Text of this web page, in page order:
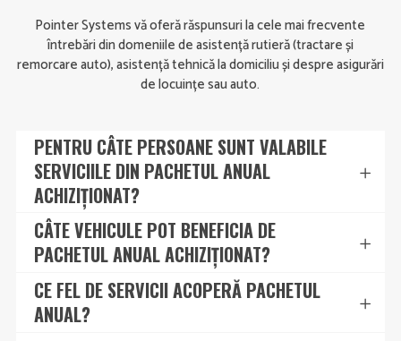
Pointer Systems vă oferă răspunsuri la cele mai frecvente
întrebări din domeniile de asistență rutieră (tractare și
remorcare auto), asistență tehnică la domiciliu și despre asigurări
de locuințe sau auto.
PENTRU CÂTE PERSOANE SUNT VALABILE
SERVICIILE DIN PACHETUL ANUAL
ACHIZIȚIONAT?
CÂTE VEHICULE POT BENEFICIA DE
PACHETUL ANUAL ACHIZIȚIONAT?
CE FEL DE SERVICII ACOPERĂ PACHETUL
ANUAL?